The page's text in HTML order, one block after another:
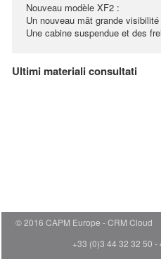
Nouveau modèle XF2 :
Un nouveau mât grande visibilité
Une cabine suspendue et des
Ultimi materiali consultati
© 2016 CAPM Europe
CRM Cloud
+33 (0)3 44 32 32 50